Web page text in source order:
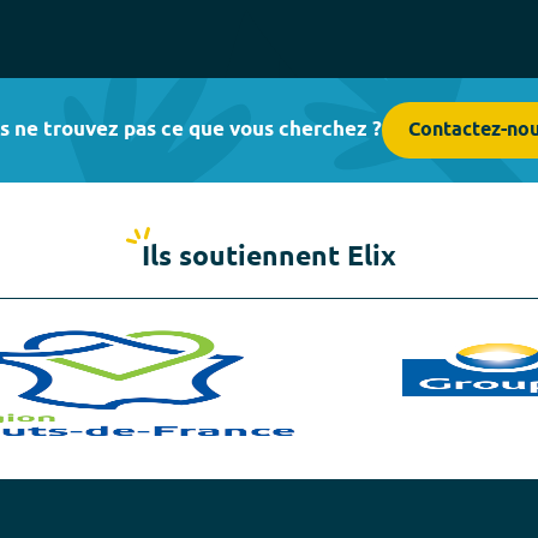
ne trouvez pas ce que vous cherchez ? Contactez-
Ils soutiennent Elix